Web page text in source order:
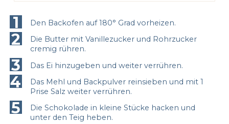
1 Den Backofen auf 180° Grad vorheizen.
2
Die Butter mit Vanillezucker und Rohrzucker
cremig rühren.
3 Das Ei hinzugeben und weiter verrühren.
4
Das Mehl und Backpulver reinsieben und mit 1
Prise Salz weiter verrühren.
5
Die Schokolade in kleine Stücke hacken und
unter den Teig heben.